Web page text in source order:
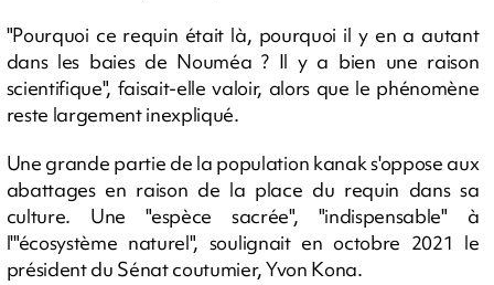
"Pourquoi ce requin était là, pourquoi il y en a autant
dans les baies de Nouméa ? Il y a bien une raison
scientifique", faisait-elle valoir, alors que le phénomène
reste largement inexpliqué.
Une grande partie de la population kanak s'oppose aux
abattages en raison de la place du requin dans sa
culture. Une "espèce sacrée", "indispensable" à
l'"écosystème naturel", soulignait en octobre 2021 le
président du Sénat coutumier, Yvon Kona.